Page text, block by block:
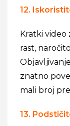
12.
Kratki video
rast,
znatno
mali broj
13.